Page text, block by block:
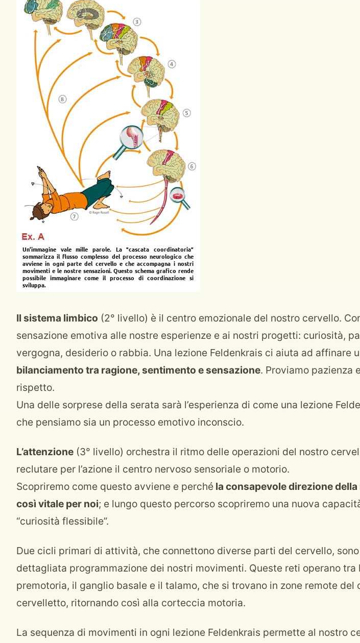
Il sistema limbico (2° livello) è il centro emozionale del nostro cervello.
sensazione emotiva alle nostre esperienze e ai nostri progetti: curiosità,
vergogna, desiderio o rabbia. Una lezione Feldenkrais ci aiuta ad affinare
bilanciamento tra ragione, sentimento e sensazione. Proviamo pazienza
rispetto.
Una delle sorprese della serata sarà l’esperienza di come una lezione
che pensiamo sia un processo emotivo inconscio.
L’attenzione (3° livello) orchestra il ritmo delle operazioni del nostro
reclutare per l’azione il centro nervoso sensoriale o motorio.
Scopriremo come questo avviene e perché la consapevole direzione
così vitale per noi; e lungo questo percorso scopriremo una nuova
“curiosità flessibile”.
Due cicli primari di attività, che connettono diverse parti del cervello,
dettagliata programmazione dei nostri movimenti. Queste reti operano tra
premotoria, il ganglio basale e il talamo, che si trovano in zone remote del
cervelletto, ritornando così alla corteccia motoria.
La sequenza di movimenti in ogni lezione Feldenkrais permette al nostro